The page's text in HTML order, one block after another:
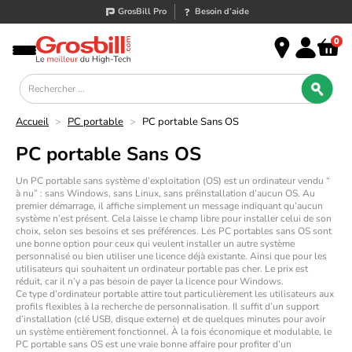
GrosBill Pro Besoin d’aide
0
Accueil > PC portable > PC portable Sans OS
PC portable Sans OS
Un PC portable sans système d’exploitation (OS) est un ordinateur vendu “
à nu” : sans Windows, sans Linux, sans préinstallation d’aucun OS. Au
premier démarrage, il affiche simplement un message indiquant qu’aucun
système n’est présent. Cela laisse le champ libre pour installer celui de son
choix, selon ses besoins et ses préférences. Les PC portables sans OS sont
une bonne option pour ceux qui veulent installer un autre système
personnalisé ou bien utiliser une licence déjà existante. Ainsi que pour les
utilisateurs qui souhaitent un ordinateur portable pas cher. Le prix est
réduit, car il n’y a pas besoin de payer la licence pour Windows.
Ce type d’ordinateur portable attire tout particulièrement les utilisateurs aux
profils flexibles à la recherche de personnalisation. Il suffit d’un support
d’installation (clé USB, disque externe) et de quelques minutes pour avoir
un système entièrement fonctionnel. À la fois économique et modulable, le
PC portable sans OS est une vraie bonne affaire pour profiter d’un